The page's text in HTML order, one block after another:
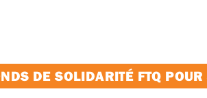
DE SOLIDARITÉ FTQ